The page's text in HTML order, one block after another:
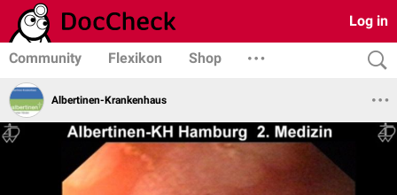
Log in
Community Flexikon Shop
Albertinen-Krankenhaus